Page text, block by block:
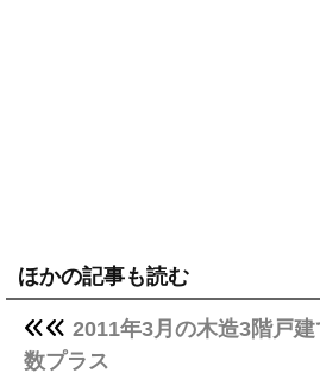
ほかの記事も読む
2011年3月の木造3階戸
数プラス